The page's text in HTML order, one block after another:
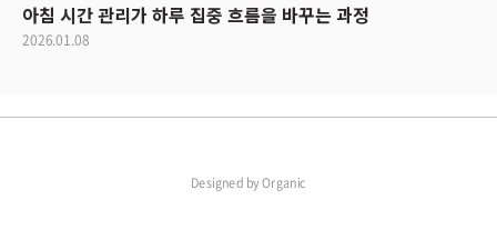
아침 시간 관리가 하루 집중 흐름을 바꾸는 과정
2026.01.08
Designed byOrganic